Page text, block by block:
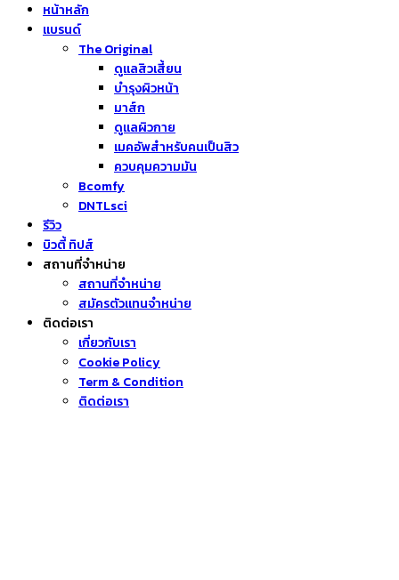
หน้าหลัก
แบรนด์
The Original
ดูแลสิวเสี้ยน
บำรุงผิวหน้า
มาส์ก
ดูแลผิวกาย
เมคอัพสำหรับคนเป็นสิว
ควบคุมความมัน
Bcomfy
DNTLsci
รีวิว
บิวตี้ ทิปส์
สถานที่จำหน่าย
สถานที่จำหน่าย
สมัครตัวแทนจำหน่าย
ติดต่อเรา
เกี่ยวกับเรา
Cookie Policy
Term & Condition
ติดต่อเรา